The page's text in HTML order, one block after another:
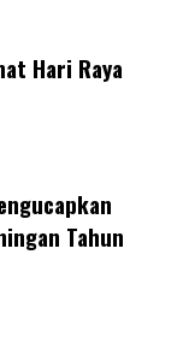
Hari Raya
Tahun